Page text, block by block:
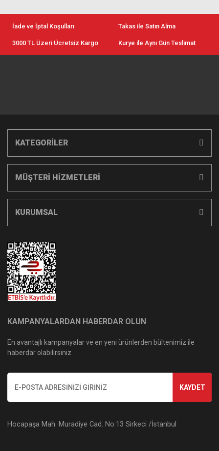
İade ve İptal Koşulları Takas ile Satın Alma
3000 TL Üzeri Ücretsiz Kargo Kurye ile Aynı Gün Teslimat
KATEGORİLER
MÜŞTERİ HİZMETLERİ
KURUMSAL
KAMPANYALARDAN HABERDAR OLUN
En avantajlı kampanyalar ve en yeni ürünlerden bültenimiz ile
haberdar olabilirsiniz.
KAYDET
Hocapaşa Mah. Muradiye Cad. No:13 Sirkeci /İstanbul